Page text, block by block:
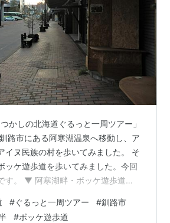
かしの北海道ぐるっと一周ツアー」
路市にある阿寒湖温泉へ移動し、ア
イヌ民族の村を歩いてみました。 そ
ッケ遊歩道を歩いてみました。今回
す。 ▼ 阿寒湖畔・ボッケ遊歩道
#ぐるっと一周ツアー #釧路市
#ボッケ遊歩道